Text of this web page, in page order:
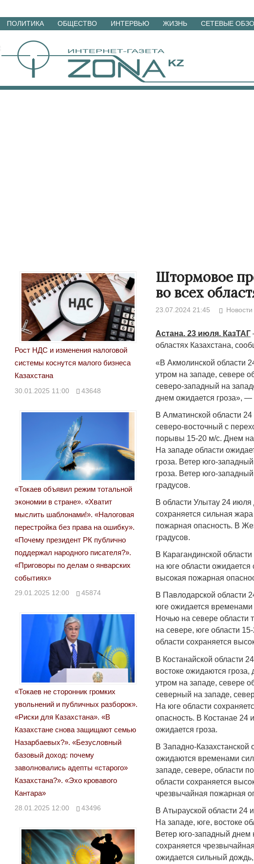
Перейти
материалам
ПОЛИТИКА ОБЩЕСТВО ИНТЕРВЬЮ ЖИЗНЬ СЕТЕВЫЕ
Штормовое
во всех
23.07.2024 21:45 Новости
Астана. 23 июля. КазТАГ
областях Казахстана,
«В Акмолинской области
утром на западе, севере
северо-западный на
днем ожидается гроза»,
В Алматинской области
северо-восточный с
порывы 15-20 м/с. Днем на
На западе области
гроза. Ветер юго-
гроза. Ветер юго-
градусов.
В области Улытау 24 июля
сохраняется сильная
пожарная опасность. В
градусов.
В Карагандинской
на юге области
высокая пожарная
В Павлодарской области
юге ожидается временами
Ночью на севере области
на севере, юге области
области сохраняется
В Костанайской области
востоке ожидаются
утром на западе, севере
северный на западе,
На юге области
опасность. В Костанае 24
ожидается гроза.
В Западно-Казахстанской
ожидаются временами
западе, севере, области
области сохраняется
чрезвычайная пожарная
В Атырауской области 24
На западе, юге, востоке
Ветер юго-западный днем
сохраняется
ожидается сильный
Рост НДС и изменения налоговой
системы коснутся малого бизнеса
Казахстана
30.01.2025 11:00 43648
«Токаев объявил режим тотальной
экономии в стране». «Хватит
мыслить шаблонами!». «Налоговая
перестройка без права на ошибку».
«Почему президент РК публично
поддержал народного писателя?».
«Приговоры по делам о январских
событиях»
29.01.2025 12:00 45874
«Токаев не сторонник громких
увольнений и публичных разборок».
«Риски для Казахстана». «В
Казахстане снова защищают семью
Назарбаевых?». «Безусловный
базовый доход: почему
заволновались адепты «старого»
Казахстана?». «Эхо кровавого
Кантара»
28.01.2025 12:00 43496